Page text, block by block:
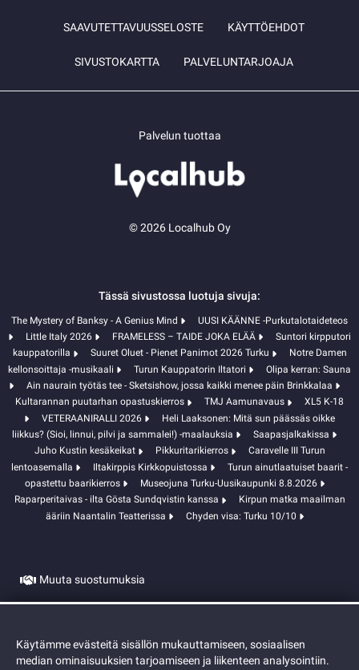
SAAVUTETTAVUUSSELOSTE KÄYTTÖEHDOT
SIVUSTOKARTTA PALVELUNTARJOAJA
Palvelun tuottaa
© 2026 Localhub Oy
Tässä sivustossa luotuja sivuja:
The Mystery of Banksy - A Genius Mind
UUSI KÄÄNNE -Purkutalotaideteos
Little Italy 2026
FRAMELESS – TAIDE JOKA ELÄÄ
Suntori kirpputori
kauppatorilla
Suuret Oluet - Pienet Panimot 2026 Turku
Notre Damen
kellonsoittaja -musikaali
Turun Kauppatorin Iltatori
Olipa kerran: Sauna
Ain naurain työtäs tee - Sketsishow, jossa kaikki menee päin Brinkkalaa
Kultarannan puutarhan opastuskierros
TMJ Aamunavaus
XL5 K-18
VETERAANIRALLI 2026
Heli Laaksonen: Mitä sun päässäs oikke
liikkus? (Sioi, linnui, pilvi ja sammalei!) -maalauksia
Saapasjalkakissa
Juho Kustin kesäkeikat
Pikkuritarikierros
Caravelle III Turun
lentoasemalla
Iltakirppis Kirkkopuistossa
Turun ainutlaatuiset baarit -
opastettu baarikierros
Museojuna Turku-Uusikaupunki 8.8.2026
Raparperitaivas - ilta Gösta Sundqvistin kanssa
Kirpun matka maailman
ääriin Naantalin Teatterissa
Chyden visa: Turku 10/10
Muuta suostumuksia
Evästeet
Käytämme evästeitä sisällön mukauttamiseen, sosiaalisen
median ominaisuuksien tarjoamiseen ja liikenteen analysointiin.